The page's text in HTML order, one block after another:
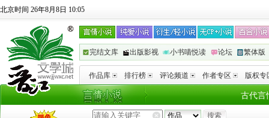
北京时间 26年8月8日 10:05
完结文库 出版影视 小书喵悦读 论坛 繁体版
作品库 排行榜 评论频道 作者专区 版权专
古代言